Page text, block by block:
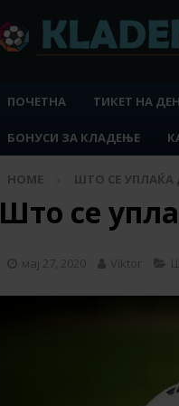
ПОЧЕТНА ТИКЕТ НА
БОНУСИ ЗА КЛАДЕЊЕ
HOME ШТО СЕ УПЛАЌА
Што се
мај 27, 2020 Viktor